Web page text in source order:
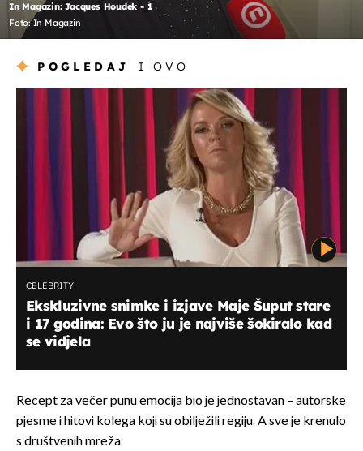
In Magazin: Jacques Houdek - 1
Foto: In Magazin
POGLEDAJ I OVO
CELEBRITY
Ekskluzivne snimke i izjave Maje Šuput stare
i 17 godina: Evo što ju je najviše šokiralo kad
se vidjela
Recept za večer punu emocija bio je jednostavan – autorske
pjesme i hitovi kolega koji su obilježili regiju. A sve je krenulo
s društvenih mreža.